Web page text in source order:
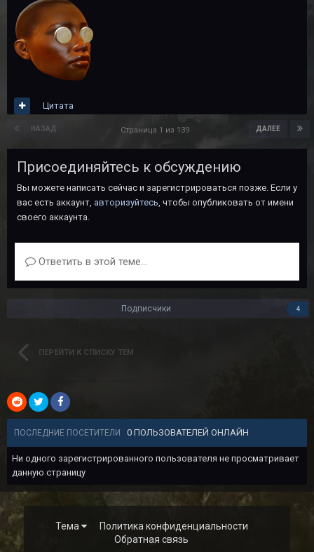
Цитата
НАЗАД ДАЛЕЕ
Страница 1 из 139
Присоединяйтесь к обсуждению
Вы можете написать сейчас и зарегистрироваться позже. Если у
вас есть аккаунт, авторизуйтесь, чтобы опубликовать от имени
своего аккаунта.
Ответить в этой теме...
Подписчики 4
ПЕРЕЙТИ К СПИСКУ ТЕМ
ПОСЛЕДНИЕ ПОСЕТИТЕЛИ 0 ПОЛЬЗОВАТЕЛЕЙ ОНЛАЙН
Ни одного зарегистрированного пользователя не просматривает
данную страницу
Тема
Политика конфиденциальности
Обратная связь